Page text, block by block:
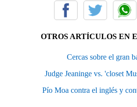
OTROS ARTÍCULOS EN
Cercas sobre el gran
Judge Jeaninge vs. 'closet
Pío Moa contra el inglés y